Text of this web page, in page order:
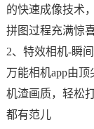
的快速成像技术
拼图过程充满惊
2、特效相机-瞬
万能相机app由
机渣画质，轻松
都有范儿